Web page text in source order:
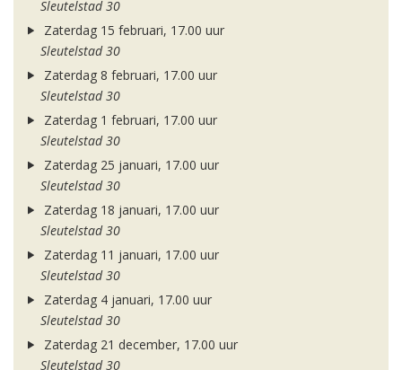
Sleutelstad 30
Zaterdag 15 februari, 17.00 uur
Sleutelstad 30
Zaterdag 8 februari, 17.00 uur
Sleutelstad 30
Zaterdag 1 februari, 17.00 uur
Sleutelstad 30
Zaterdag 25 januari, 17.00 uur
Sleutelstad 30
Zaterdag 18 januari, 17.00 uur
Sleutelstad 30
Zaterdag 11 januari, 17.00 uur
Sleutelstad 30
Zaterdag 4 januari, 17.00 uur
Sleutelstad 30
Zaterdag 21 december, 17.00 uur
Sleutelstad 30